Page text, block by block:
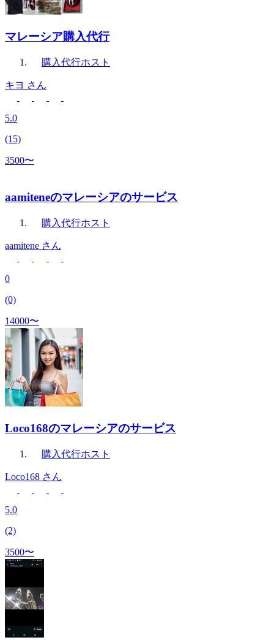
マレーシア購入代行
購入代行ホスト
キヨ さん
5.0
(15)
3500〜
aamiteneのマレーシアのサービス
購入代行ホスト
aamitene さん
0
(0)
14000〜
Loco168のマレーシアのサービス
購入代行ホスト
Loco168 さん
5.0
(2)
3500〜